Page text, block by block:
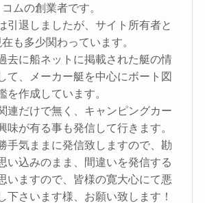
コムの創業者です。
引退しましたが、サイト所有者と
も多少関わっています。
去に船ネットに掲載された艇の情
て、メーカー艇を中心にボート図
を作成しています。
連だけで無く、キャンピングカー
味が有る事も発信して行きます。
手気ままに発信致しますので、勘
い込みのまま、間違いを発信する
いますので、皆様の寛大心にて悪
下さいます様、お願い致します！